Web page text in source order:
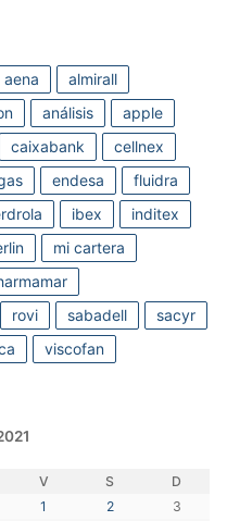
aena
almirall
análisis
apple
caixabank
cellnex
endesa
fluidra
ibex
inditex
mi cartera
rovi sabadell
sacyr
viscofan
V S
D
1
2 3